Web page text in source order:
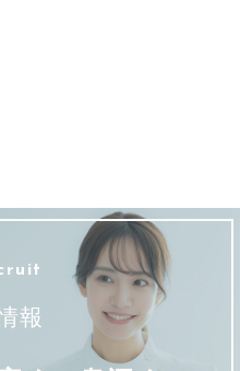
報